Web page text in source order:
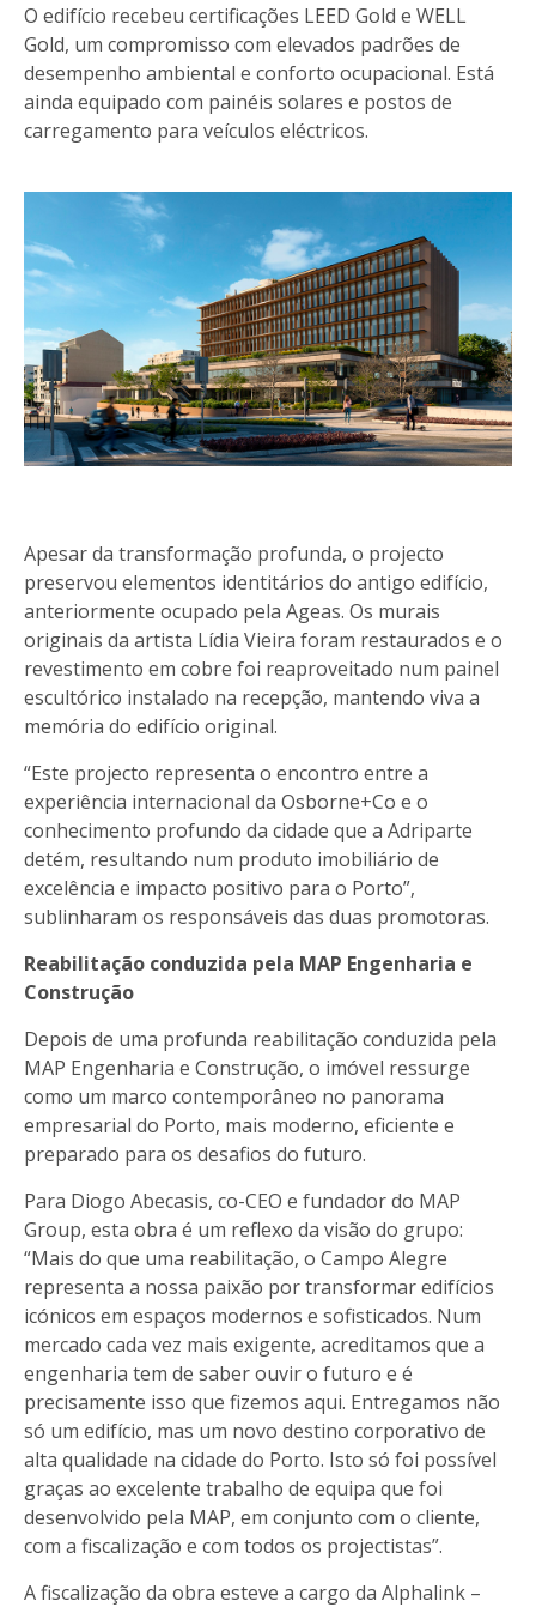
O edifício recebeu certificações LEED Gold e WELL
Gold, um compromisso com elevados padrões de
desempenho ambiental e conforto ocupacional. Está
ainda equipado com painéis solares e postos de
carregamento para veículos eléctricos.
Apesar da transformação profunda, o projecto
preservou elementos identitários do antigo edifício,
anteriormente ocupado pela Ageas. Os murais
originais da artista Lídia Vieira foram restaurados e o
revestimento em cobre foi reaproveitado num painel
escultórico instalado na recepção, mantendo viva a
memória do edifício original.
“Este projecto representa o encontro entre a
experiência internacional da Osborne+Co e o
conhecimento profundo da cidade que a Adriparte
detém, resultando num produto imobiliário de
excelência e impacto positivo para o Porto”,
sublinharam os responsáveis das duas promotoras.
Reabilitação conduzida pela MAP Engenharia e
Construção
Depois de uma profunda reabilitação conduzida pela
MAP Engenharia e Construção, o imóvel ressurge
como um marco contemporâneo no panorama
empresarial do Porto, mais moderno, eficiente e
preparado para os desafios do futuro.
Para Diogo Abecasis, co-CEO e fundador do MAP
Group, esta obra é um reflexo da visão do grupo:
“Mais do que uma reabilitação, o Campo Alegre
representa a nossa paixão por transformar edifícios
icónicos em espaços modernos e sofisticados. Num
mercado cada vez mais exigente, acreditamos que a
engenharia tem de saber ouvir o futuro e é
precisamente isso que fizemos aqui. Entregamos não
só um edifício, mas um novo destino corporativo de
alta qualidade na cidade do Porto. Isto só foi possível
graças ao excelente trabalho de equipa que foi
desenvolvido pela MAP, em conjunto com o cliente,
com a fiscalização e com todos os projectistas”.
A fiscalização da obra esteve a cargo da Alphalink –